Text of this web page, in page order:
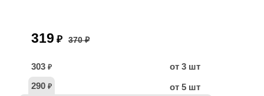
319 ₽ 370 ₽
303 ₽
от 3 шт
290 ₽ от 5 шт